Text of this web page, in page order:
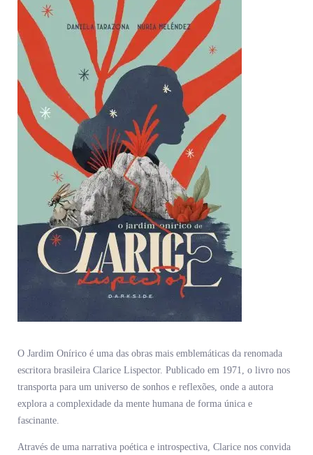
O Jardim Onírico é uma das obras mais emblemáticas da renomada
escritora brasileira Clarice Lispector. Publicado em 1971, o livro nos
transporta para um universo de sonhos e reflexões, onde a autora
explora a complexidade da mente humana de forma única e
fascinante.
Através de uma narrativa poética e introspectiva, Clarice nos convida